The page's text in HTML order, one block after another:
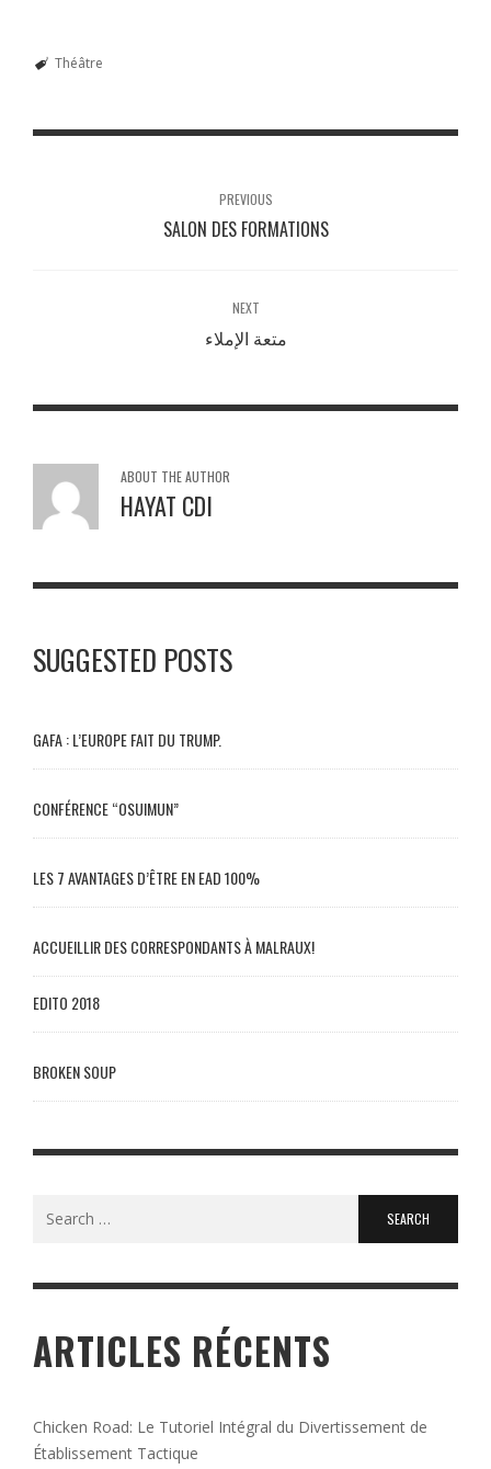
Théâtre
PREVIOUS
SALON DES FORMATIONS
NEXT
متعة الإملاء
ABOUT THE AUTHOR
HAYAT CDI
SUGGESTED POSTS
GAFA : L’EUROPE FAIT DU TRUMP.
CONFÉRENCE “OSUIMUN”
LES 7 AVANTAGES D’ÊTRE EN EAD 100%
ACCUEILLIR DES CORRESPONDANTS À MALRAUX!
EDITO 2018
BROKEN SOUP
ARTICLES RÉCENTS
Chicken Road: Le Tutoriel Intégral du Divertissement de
Établissement Tactique